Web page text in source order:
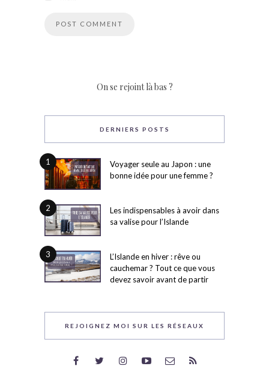
On se rejoint là bas ?
DERNIERS POSTS
1
Voyager seule au Japon : une
bonne idée pour une femme ?
2
Les indispensables à avoir dans
sa valise pour l’Islande
3
L’Islande en hiver : rêve ou
cauchemar ? Tout ce que vous
devez savoir avant de partir
REJOIGNEZ MOI SUR LES RÉSEAUX